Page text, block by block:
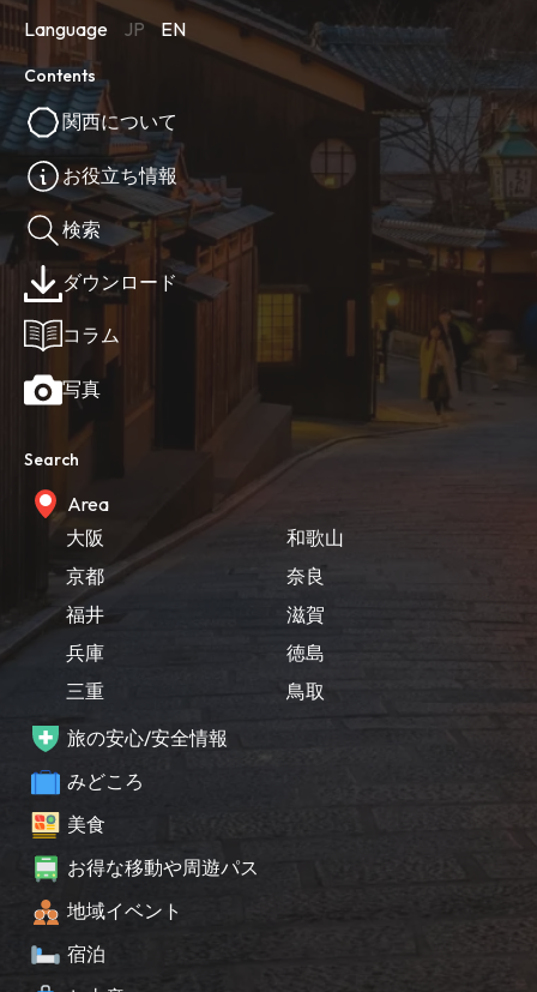
Language JP EN
Contents
関西について
お役立ち情報
検索
ダウンロード
コラム
写真
Search
Area
大阪
京都
福井
兵庫
三重
和歌山
奈良
滋賀
徳島
鳥取
旅の安心/安全情報
みどころ
美食
お得な移動や周遊パス
地域イベント
宿泊